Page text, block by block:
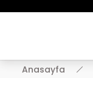
Anasayfa